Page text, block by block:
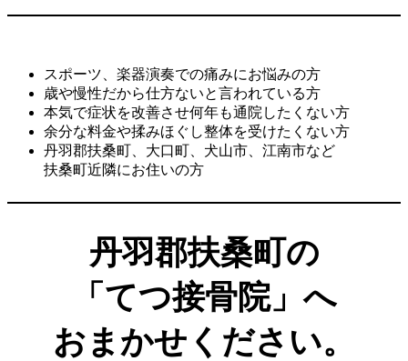
スポーツ、楽器演奏での痛みにお悩みの方
歳や慢性だから仕方ないと言われている方
本気で症状を改善させ何年も通院したくない方
余分な料金や揉みほぐし整体を受けたくない方
丹羽郡扶桑町、大口町、犬山市、江南市など
扶桑町近隣にお住いの方
丹羽郡扶桑町の
「てつ接骨院」へ
おまかせください。